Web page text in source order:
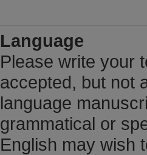
Language
Please write your
accepted, but not
language
grammatical or
English may wish